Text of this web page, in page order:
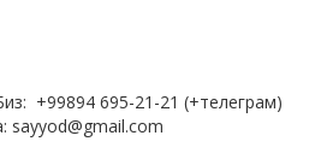
+99894 695-21-21 (+телеграм)
sayyod@gmail.com